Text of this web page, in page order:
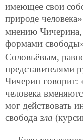
имеющее свои
природе человека»
мнению Чичерина,
формами
Соловьёвым,
представителями
Чичерин говорит:
человека
мог действовать
свобода зла